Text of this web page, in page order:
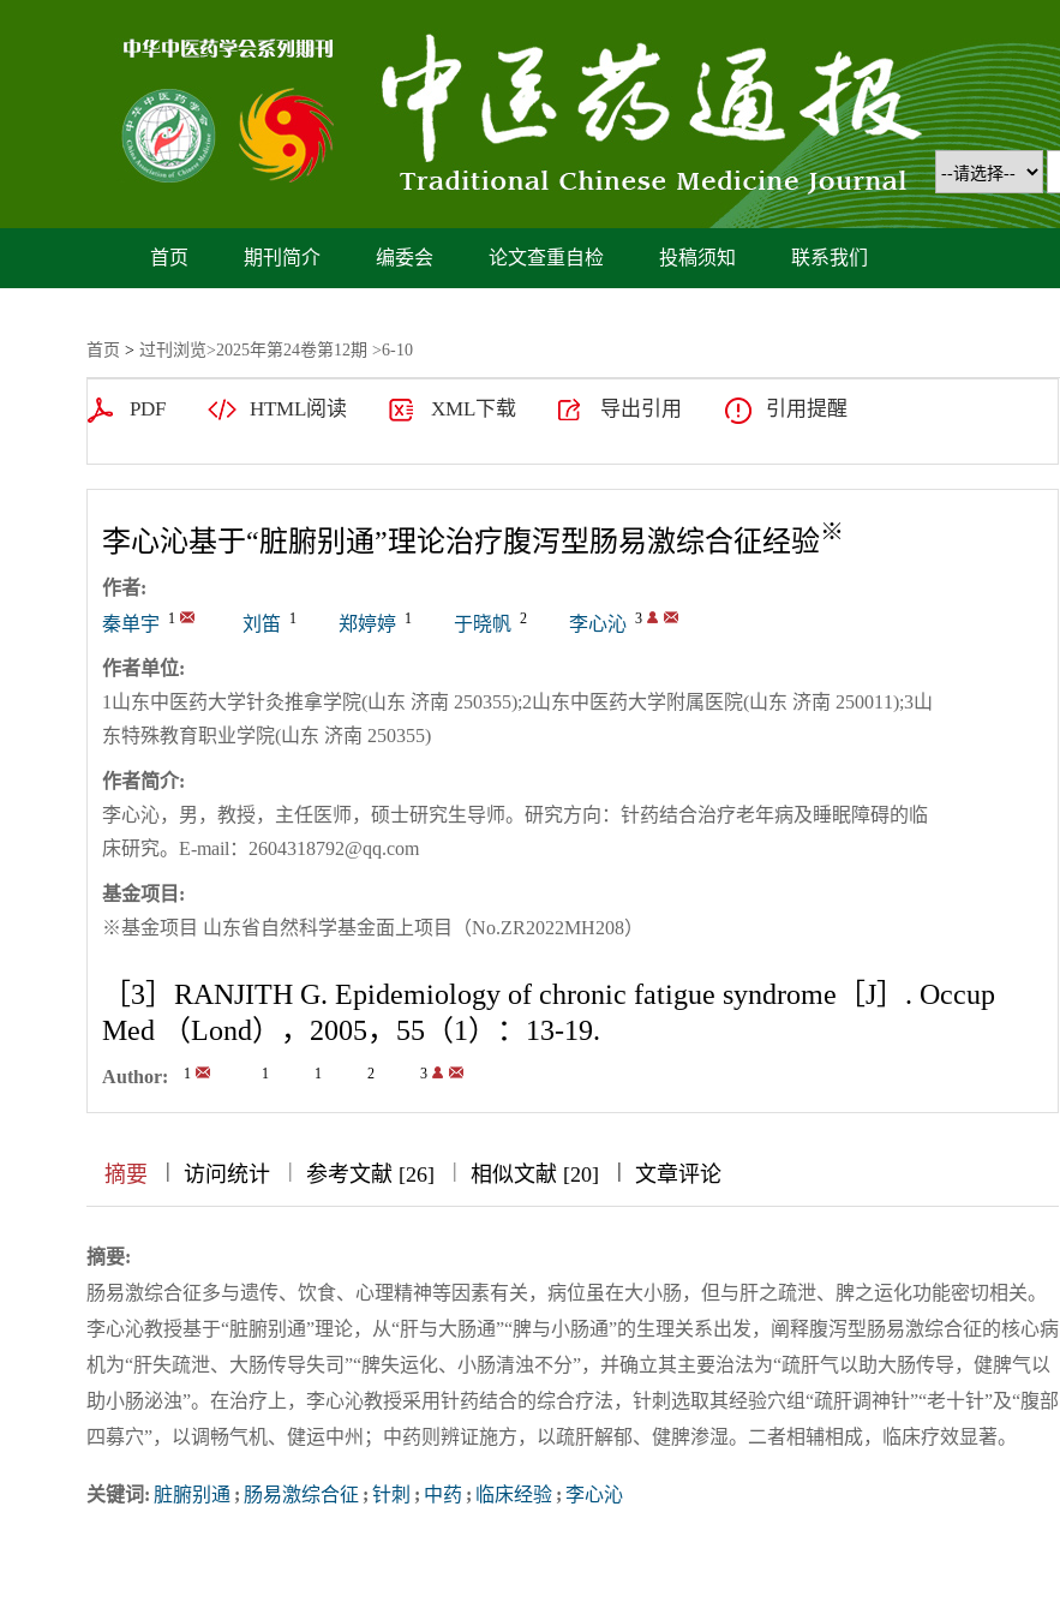
首页 期刊简介 编委会 论文查重自检 投稿须知 联系我们
首页 > 过刊浏览>2025年第24卷第12期 >6-10
PDF HTML阅读 XML下载 导出引用 引用提醒
李心沁基于“脏腑别通”理论治疗腹泻型肠易激综合征经验※
作者:
秦单宇
1 刘笛 1 郑婷婷 1 于晓帆 2 李心沁 3
作者单位:
1山东中医药大学针灸推拿学院(山东 济南 250355);2山东中医药大学附属医院(山东 济南 250011);3山
东特殊教育职业学院(山东 济南 250355)
作者简介:
李心沁，男，教授，主任医师，硕士研究生导师。研究方向：针药结合治疗老年病及睡眠障碍的临
床研究。E-mail： 2604318792@qq.com
基金项目:
※基金项目 山东省自然科学基金面上项目（No.ZR2022MH208）
［3］RANJITH G. Epidemiology of chronic fatigue syndrome［J］. Occup
Med （Lond），2005，55（1）：13-19.
Author: 1 1 1 2 3
摘要 || 访问统计 | 参考文献 [26] | 相似文献 [20] ||| 文章评论
摘要:
肠易激综合征多与遗传、饮食、心理精神等因素有关，病位虽在大小肠，但与肝之疏泄、脾之运化功能密切相关。
李心沁教授基于“脏腑别通”理论，从“肝与大肠通”“脾与小肠通”的生理关系出发，阐释腹泻型肠易激综合征的核心病
机为“肝失疏泄、大肠传导失司”“脾失运化、小肠清浊不分”，并确立其主要治法为“疏肝气以助大肠传导，健脾气以
助小肠泌浊”。在治疗上，李心沁教授采用针药结合的综合疗法，针刺选取其经验穴组“疏肝调神针”“老十针”及“腹部
四募穴”，以调畅气机、健运中州；中药则辨证施方，以疏肝解郁、健脾渗湿。二者相辅相成，临床疗效显著。
关键词: 脏腑别通 ; 肠易激综合征 ; 针刺 ; 中药 ; 临床经验 ; 李心沁